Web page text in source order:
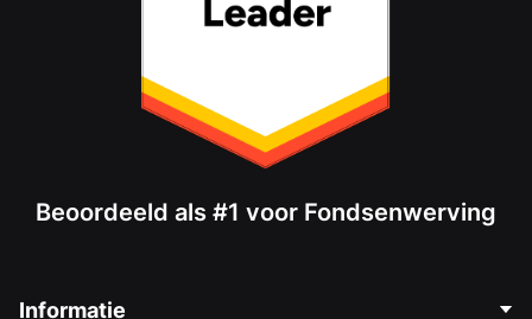
Beoordeeld als #1 voor Fondsenwerving
Informatie